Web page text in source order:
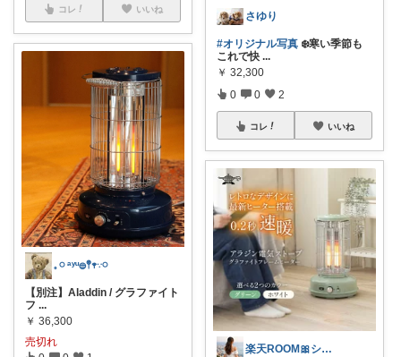
コレ いいね
𓈒 𓏸 ᵃʸᵘ𓐍𖤣𖥧𐬺𓏸
【別注】Aladdin / グラファイト
フ ...
￥ 36,300
売切れ
さゆり
#オリジナル写真 ❄️寒い季節も
これで快 ...
￥ 32,300
0 0 2
コレ いいね
楽天ROOM🎀シリウス